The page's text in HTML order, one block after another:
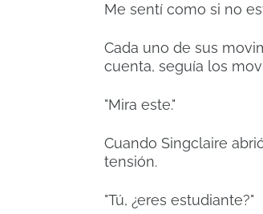
Me sentí como si no
Cada uno de sus
cuenta, seguía los
"Mira este."
Cuando Singclaire
tensión.
"Tú, ¿eres estudiante?"